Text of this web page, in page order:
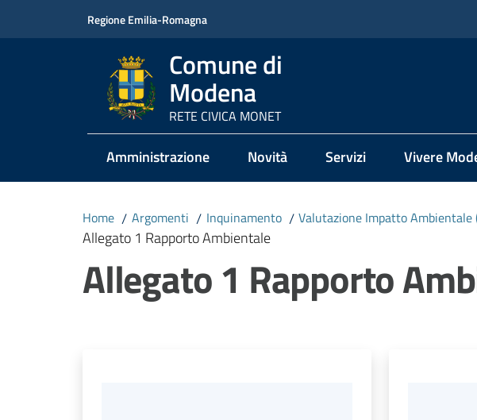
Regione Emilia-Romagna
Comune di
Modena
RETE CIVICA MONET
Amministrazione Novità Servizi Vivere
Home / Argomenti / Inquinamento / Valutazione Impatto Ambientale
Allegato 1 Rapporto Ambientale
Allegato 1 Rapporto